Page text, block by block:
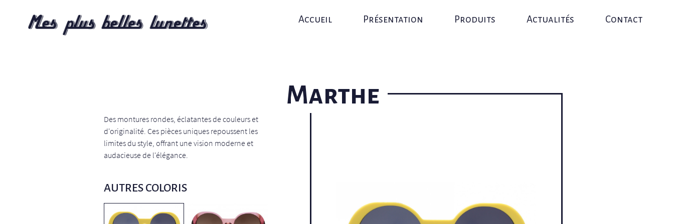
Accueil Présentation Produits Actualités Contact
Des montures rondes, éclatantes de couleurs et
d'originalité. Ces pièces uniques repoussent les
limites du style, offrant une vision moderne et
audacieuse de l'élégance.
AUTRES COLORIS
Marthe